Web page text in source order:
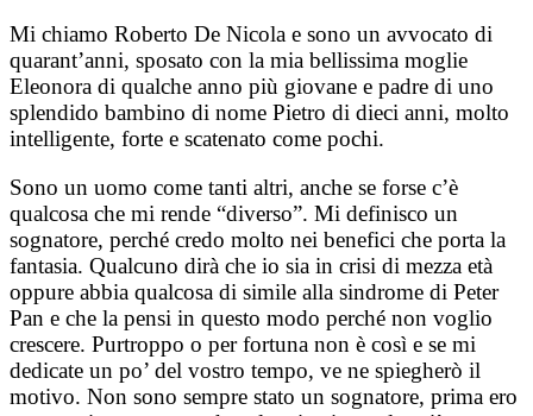
Mi chiamo Roberto De Nicola e sono un avvocato di
quarant’anni, sposato con la mia bellissima moglie
Eleonora di qualche anno più giovane e padre di uno
splendido bambino di nome Pietro di dieci anni, molto
intelligente, forte e scatenato come pochi.
Sono un uomo come tanti altri, anche se forse c’è
qualcosa che mi rende “diverso”. Mi definisco un
sognatore, perché credo molto nei benefici che porta la
fantasia. Qualcuno dirà che io sia in crisi di mezza età
oppure abbia qualcosa di simile alla sindrome di Peter
Pan e che la pensi in questo modo perché non voglio
crescere. Purtroppo o per fortuna non è così e se mi
dedicate un po’ del vostro tempo, ve ne spiegherò il
motivo. Non sono sempre stato un sognatore, prima ero